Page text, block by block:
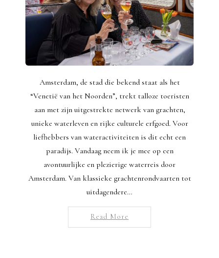
Amsterdam, de stad die bekend staat als het
“Venetië van het Noorden”, trekt talloze toeristen
aan met zijn uitgestrekte netwerk van grachten,
unieke waterleven en rijke culturele erfgoed. Voor
liefhebbers van wateractiviteiten is dit echt een
paradijs. Vandaag neem ik je mee op een
avontuurlijke en plezierige waterreis door
Amsterdam. Van klassieke grachtenrondvaarten tot
uitdagendere…
Read More